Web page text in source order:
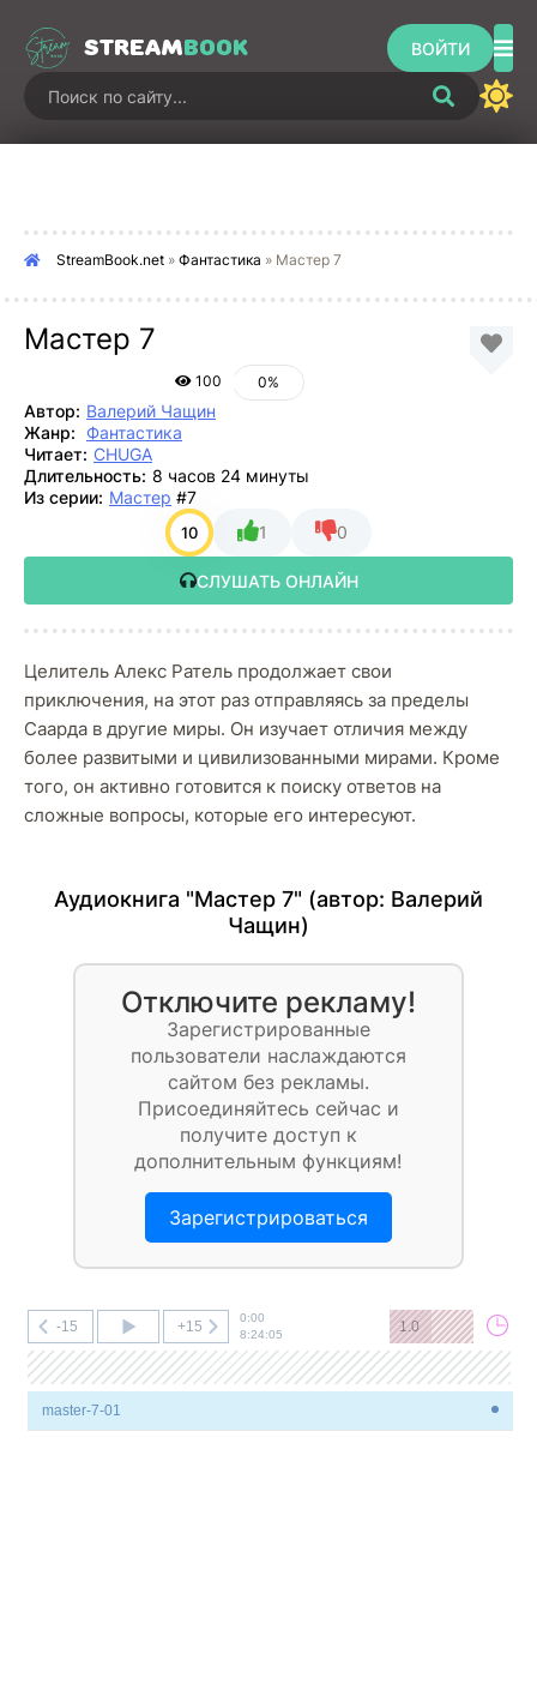
STREAMBOOK ВОЙТИ
StreamBook.net » Фантастика » Мастер 7
Мастер 7
100 0%
Автор: Валерий Чащин
Жанр:
Фантастика
Читает: CHUGA
Длительность: 8 часов 24 минуты
Из серии: Мастер #7
10 1 0
СЛУШАТЬ ОНЛАЙН
Целитель Алекс Ратель продолжает свои
приключения, на этот раз отправляясь за пределы
Саарда в другие миры. Он изучает отличия между
более развитыми и цивилизованными мирами. Кроме
того, он активно готовится к поиску ответов на
сложные вопросы, которые его интересуют.
Аудиокнига "Мастер 7" (автор: Валерий
Чащин)
Отключите рекламу!
Зарегистрированные
пользователи наслаждаются
сайтом без рекламы.
Присоединяйтесь сейчас и
получите доступ к
дополнительным функциям!
Зарегистрироваться
-15 +15
0:00
8:24:05
1.0
master-7-01